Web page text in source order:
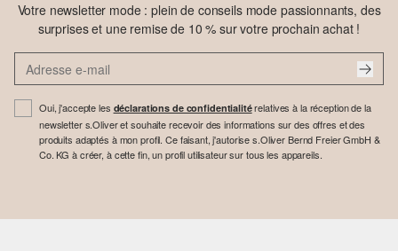
Votre newsletter mode : plein de conseils mode passionnants, des
surprises et une remise de 10 % sur votre prochain achat !
Oui, j'accepte les déclarations de confidentialitérelatives à la réception de la
newsletter s.Oliver et souhaite recevoir des informations sur des offres et des
produits adaptés à mon profil. Ce faisant, j'autorise s.Oliver Bernd Freier GmbH &
Co. KG à créer, à cette fin, un profil utilisateur sur tous les appareils.